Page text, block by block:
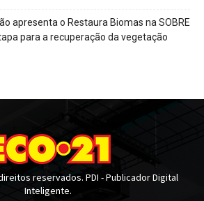
apresenta o Restaura Biomas na SOBRE
para a recuperação da vegetação
reservados. PDI - Publicador Digital
Inteligente.